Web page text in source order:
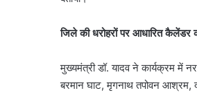
जिले की धरोहरों पर आधारित कैलेंडर
मुख्यमंत्री डॉ. यादव ने कार्यक्रम में
बरमान घाट, मृगनाथ तपोवन आश्रम,